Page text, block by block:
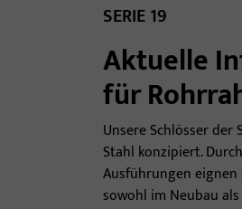
Automatische
Montagematerial
SERIE 19
Aktuelle
für
Unsere Schlösser
Stahl konzipiert.
Ausführungen
sowohl im Neubau